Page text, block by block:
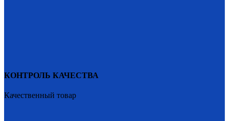
КОНТРОЛЬ КАЧЕСТВА
Качественный товар